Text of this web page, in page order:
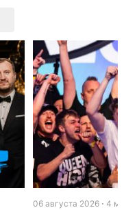
06 августа 2026 4